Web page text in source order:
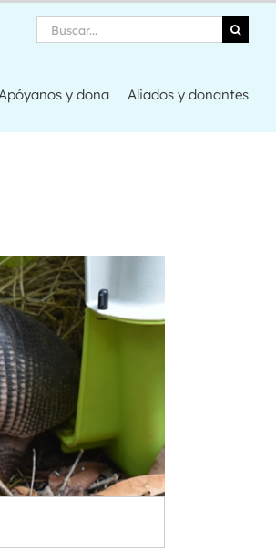
Search
Apóyanos y dona Aliados y donantes